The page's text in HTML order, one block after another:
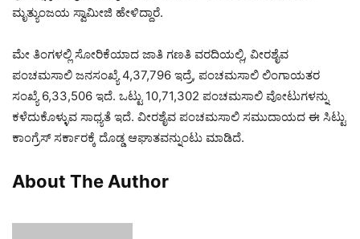
ಮೃತ್ಯುಂಜಯ ಸ್ವಾಮೀಜಿ ಹೇಳಿದ್ದಾರೆ.
ಮೇ ತಿಂಗಳಲ್ಲಿ ಸೋರಿಕೆಯಾದ ಜಾತಿ ಗಣತಿ ವರದಿಯಲ್ಲಿ, ವೀರಶೈವ
ಪಂಚಮಸಾಲಿ ಜನಸಂಖ್ಯೆ 4,37,796 ಇದ್ರೆ, ಪಂಚಮಸಾಲಿ ಲಿಂಗಾಯತರ
ಸಂಖ್ಯೆ 6,33,506 ಇದೆ. ಒಟ್ಟು 10,71,302 ಪಂಚಮಸಾಲಿ ವೋಟುಗಳನ್ನು
ಕಳೆದುಕೊಳ್ಳುವ ಸಾಧ್ಯತೆ ಇದೆ. ವೀರಶೈವ ಪಂಚಮಸಾಲಿ ಸಮುದಾಯದ ಈ ಸಿಟ್ಟು
ಕಾಂಗ್ರೆಸ್ ಸರ್ಕಾರಕ್ಕೆ ದೊಡ್ಡ ಆಘಾತವನ್ನುಂಟು ಮಾಡಿದೆ.
About The Author